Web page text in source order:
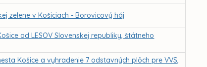
zelene v Košiciach - Borovicový háj
od LESOV Slovenskej republiky, štátneho
Košice a vyhradenie 7 odstavných plôch pre VVS,